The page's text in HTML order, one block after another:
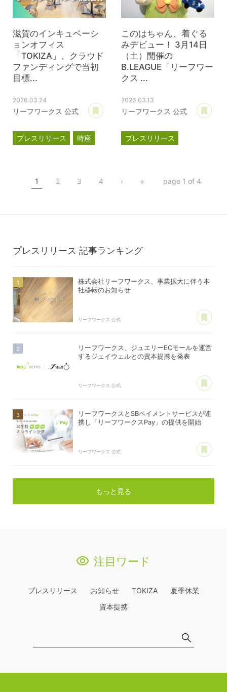
滋賀のインキュベーシ
ョンオフィス
「TOKIZA」、クラウド
ファンディングで当初
目標...
2026.03.24
リーフワークス 公式
あとで読む
プレスリリース
時座
クラウドファンディング
このはちゃん、着ぐる
みデビュー！ 3月14日
（土）開催の
B.LEAGUE「リーフワー
クス ...
2026.03.13
リーフワークス 公式
プレスリリース
1
2 3 4 › » page 1 of 4
プレスリリース 記事ランキング
株式会社リーフワークス、事業拡大に伴う本
社移転のお知らせ
リーフワークス 公式
リーフワークス、ジュエリーECモールを運営
するジェイウェルとの資本提携を発表
リーフワークス 公式
リーフワークスとSBペイメントサービスが連
携し「リーフワークスPay」の提供を開始
リーフワークス 公式
もっと見る
注目ワード
プレスリリース お知らせ TOKIZA
夏季休業
資本提携